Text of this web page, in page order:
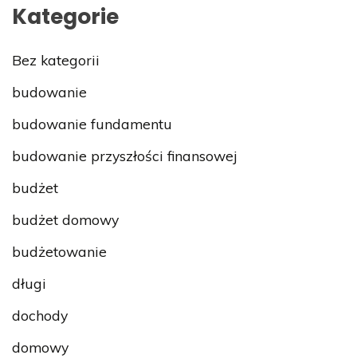
Kategorie
Bez kategorii
budowanie
budowanie fundamentu
budowanie przyszłości finansowej
budżet
budżet domowy
budżetowanie
długi
dochody
domowy